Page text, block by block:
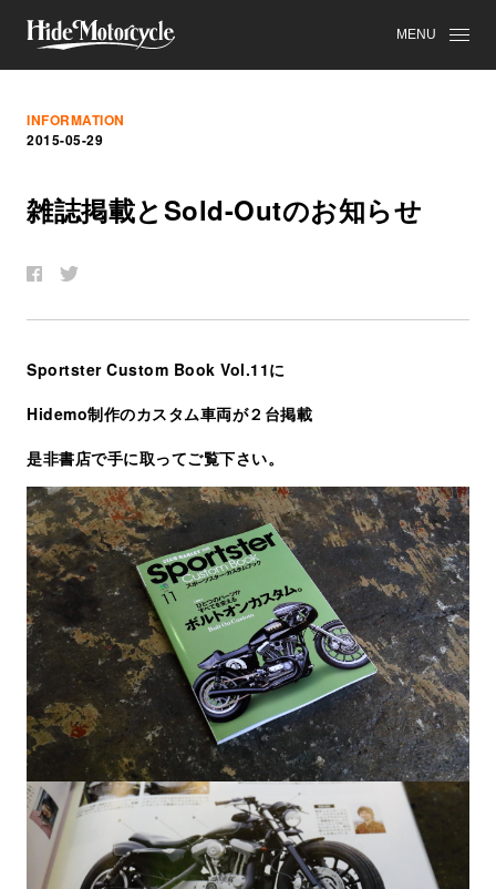
MENU
INFORMATION
2015-05-29
雑誌掲載とSold-Outのお知らせ
Sportster Custom Book Vol.11に
Hidemo制作のカスタム車両が２台掲載
是非書店で手に取ってご覧下さい。